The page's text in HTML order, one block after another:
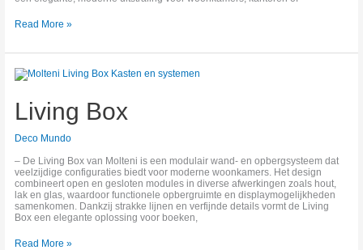
Read More »
Living Box
Deco Mundo
– De Living Box van Molteni is een modulair wand‑ en opbergsysteem dat
veelzijdige configuraties biedt voor moderne woonkamers. Het design
combineert open en gesloten modules in diverse afwerkingen zoals hout,
lak en glas, waardoor functionele opbergruimte en displaymogelijkheden
samenkomen. Dankzij strakke lijnen en verfijnde details vormt de Living
Box een elegante oplossing voor boeken,
Living
Box
Read More »